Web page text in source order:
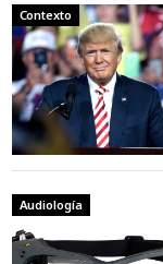
Contexto
Audiología